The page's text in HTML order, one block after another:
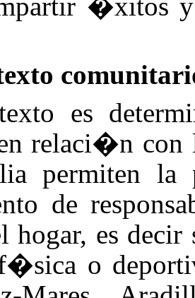
�xitos y
es
relaci�n con
permiten la
de
hogar, es
o